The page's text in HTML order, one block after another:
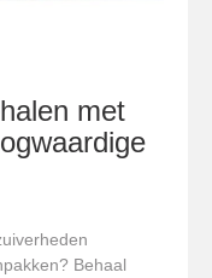
met
Behaal